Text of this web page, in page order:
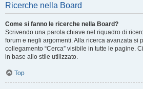
Ricerche nella Board
Come si fanno le ricerche nella Board?
Scrivendo una parola chiave nel riquadro di
forum e negli argomenti. Alla ricerca avanzata si
collegamento “Cerca” visibile in tutte le pagine.
in base allo stile utilizzato.
Top